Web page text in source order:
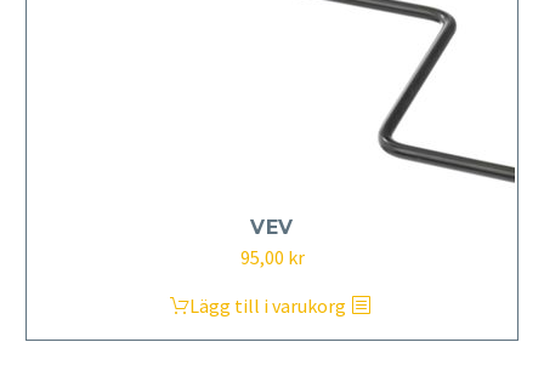
VEV
95,00 kr
Lägg till i varukorg